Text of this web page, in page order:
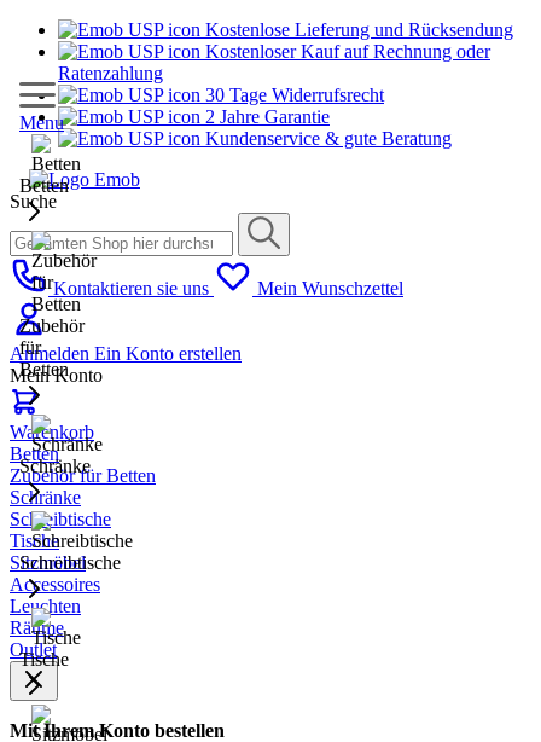
Kostenlose Lieferung und Rücksendung
Kostenloser Kauf auf Rechnung oder
Ratenzahlung
30 Tage Widerrufsrecht
2 Jahre Garantie
Kundenservice & gute Beratung
Suche
Kontaktieren sie uns Mein Wunschzettel
Anmelden Ein Konto erstellen
Mein Konto
Warenkorb
Menu
Betten
Zubehör
für
Betten
Schränke
Schreibtische
Tische
Betten
Zubehör für Betten
Schränke
Schreibtische
Tische
Sitzmöbel
Accessoires
Leuchten
Räume
Outlet
Mit Ihrem Konto bestellen